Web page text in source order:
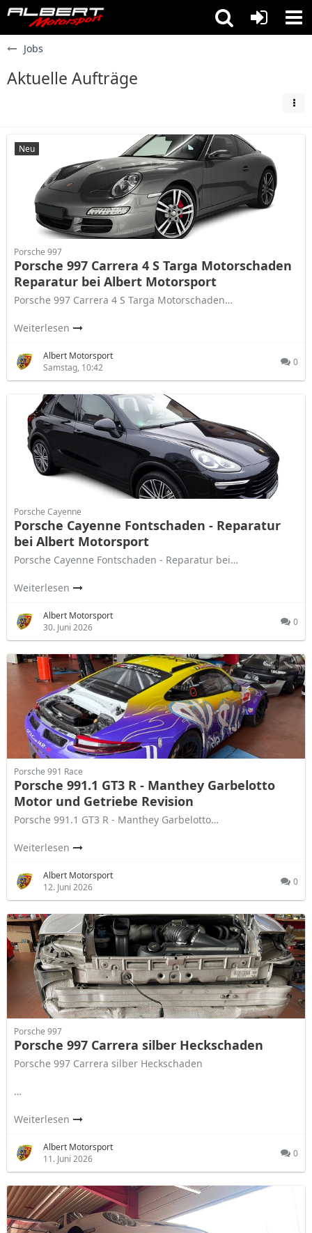
Jobs
Aktuelle Aufträge
Neu
Porsche 997
Porsche 997 Carrera 4 S Targa Motorschaden
Reparatur bei Albert Motorsport
Porsche 997 Carrera 4 S Targa Motorschaden…
Weiterlesen
Albert Motorsport
Samstag, 10:42
0
Porsche Cayenne
Porsche Cayenne Fontschaden - Reparatur
bei Albert Motorsport
Porsche Cayenne Fontschaden - Reparatur bei…
Weiterlesen
Albert Motorsport
30. Juni 2026
0
Porsche 991 Race
Porsche 991.1 GT3 R - Manthey Garbelotto
Motor und Getriebe Revision
Porsche 991.1 GT3 R - Manthey Garbelotto…
Weiterlesen
Albert Motorsport
12. Juni 2026
0
Porsche 997
Porsche 997 Carrera silber Heckschaden
Porsche 997 Carrera silber Heckschaden
…
Weiterlesen
Albert Motorsport
11. Juni 2026
0